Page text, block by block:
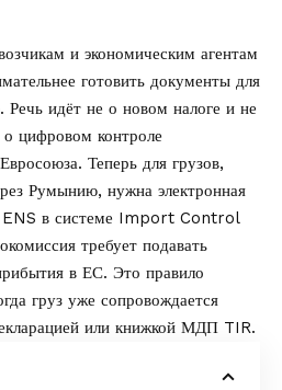
и экономическим агентам
готовить документы для
Речь идёт не о новом налоге и не
о цифровом контроле
Теперь для грузов,
Румынию, нужна электронная
ENS в системе Import Control
требует подавать
в ЕС. Это правило
груз уже сопровождается
или книжкой МДП TIR.